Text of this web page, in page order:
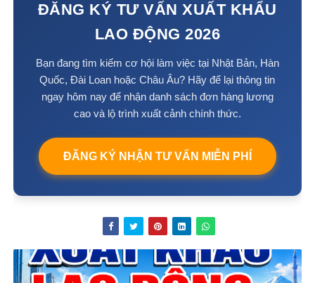
ĐĂNG KÝ TƯ VẤN XUẤT KHẨU
LAO ĐỘNG 2026
Bạn đang tìm kiếm cơ hội làm việc tại Nhật Bản, Hàn
Quốc, Đài Loan hoặc Châu Âu? Hãy để lại thông tin
ngay hôm nay để nhận danh sách đơn hàng lương
cao và lộ trình xuất cảnh chính thức.
ĐĂNG KÝ NHẬN TƯ VẤN MIỄN PHÍ